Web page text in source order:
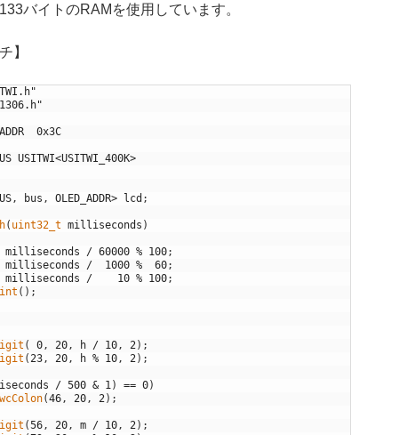
バイトのRAMを使用しています。
】
0x3C
USITWI<USITWI_400K>
, bus , OLED_ADDR> lcd ;
( uint32_t milliseconds )
milliseconds / 60000 % 100;
milliseconds / 1000 % 60;
milliseconds / 10 % 100;
( ) ;
( 0 , 20 , h / 10 , 2 ) ;
( 23 , 20 , h % 10 , 2 ) ;
/ 500 & 1 ) == 0)
(46 , 20 , 2 ) ;
(56 , 20 , m / 10 , 2 ) ;